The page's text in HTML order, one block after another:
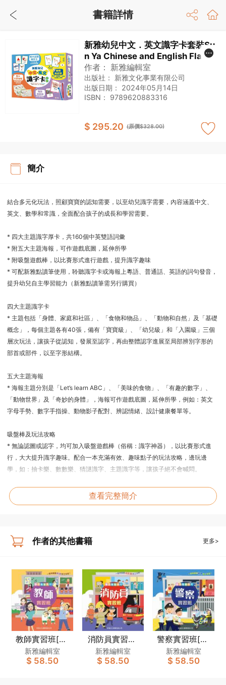
新雅幼兒中文．英文識字卡套裝Su
n Ya Chinese and English Flash
Cards for Children（新雅．點讀
樂園）
作者： 新雅編輯室
出版社： 新雅文化事業有限公司
出版日期： 2024年05月14日
ISBN： 9789620883316
$ 295.20 (原價$328.00)
簡介
結合多元化玩法，照顧寶寶的認知需要，以至幼兒識字需要，內容涵蓋中文、
英文、數學和常識，全面配合孩子的成長和學習需要。
* 四大主題識字厚卡，共160個中英雙語詞彙
* 附五大主題海報，可作遊戲底圖，延伸所學
* 附吸盤遊戲棒，以比賽形式進行遊戲，提升識字趣味
* 可配新雅點讀筆使用，聆聽識字卡或海報上粵語、普通話、英語的詞句發音，
提升幼兒自主學習能力（新雅點讀筆需另行購買）
四大主題識字卡
* 主題包括「身體、家庭和社區」、「食物和物品」、「動物和自然」及「基礎
概念」，每個主題各有40張，備有「寶寶級」、「幼兒級」和「入園級」三個
層次玩法，讓孩子從認知，發展至認字，再由整體認字進展至局部辨別字形的
部首或部件，以至字形結構。
五大主題海報
* 海報主題分別是「Let’s learn ABC」、「美味的食物」、「有趣的數字」、
「動物世界」及「奇妙的身體」，海報可作遊戲底圖，延伸所學，例如：英文
字母手勢、數字手指操、動物影子配對、辨認情緒、設計健康餐單等。
吸盤棒及玩法攻略
* 無論認圖或認字，均可加入吸盤遊戲棒（俗稱：識字神器），以比賽形式進
行，大大提升識字趣味。配合一本充滿有效、趣味點子的玩法攻略，邊玩邊
學，如：抽卡樂、數數樂、猜謎識字、主題識字等，讓孩子絕不會喊悶。
點讀功能
* 本套裝屬《新雅．點讀樂園》產品之一，若配備新雅點讀筆，可聆聽廣東話、
查看完整簡介
作者的其他書籍 更多>
教師實習班[夢
想職業系列]
新雅編輯室
$ 58.50
消防員實習班
[夢想職業系列]
新雅編輯室
$ 58.50
警察實習班[夢
想職業系列]
新雅編輯室
$ 58.50
書籍詳情